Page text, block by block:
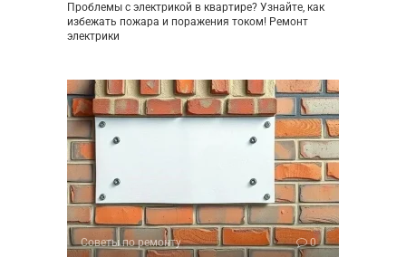
Проблемы с электрикой в квартире? Узнайте, как
избежать пожара и поражения током! Ремонт
электрики
Советы по ремонту 0